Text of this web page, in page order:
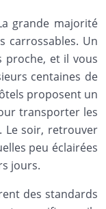
grande majorité
carrossables. Un
proche, et il vous
centaines de
proposent un
transporter les
Le soir, retrouver
peu éclairées
jours.
des standards